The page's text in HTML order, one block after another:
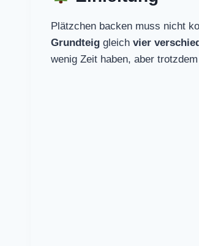
Plätzchen backen muss nicht
Grundteig gleich vier
wenig Zeit haben, aber